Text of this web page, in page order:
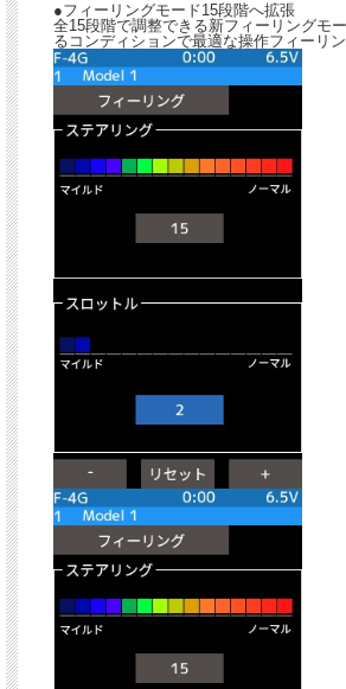
●フィーリングモード15段階へ拡張
全15段階で調整できる新フィーリングモ
るコンディションで最適な操作フィーリン